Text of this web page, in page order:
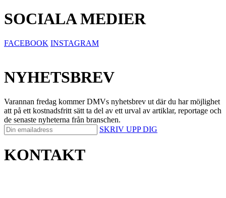
SOCIALA MEDIER
FACEBOOK INSTAGRAM
NYHETSBREV
Varannan fredag kommer DMVs nyhetsbrev ut där du har möjlighet
att på ett kostnadsfritt sätt ta del av ett urval av artiklar, reportage och
de senaste nyheterna från branschen.
SKRIV UPP DIG
KONTAKT